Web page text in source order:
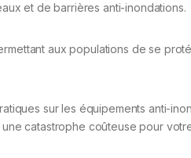
et de barrières anti-inondations.
aux populations de se
sur les équipements anti-
catastrophe coûteuse pour